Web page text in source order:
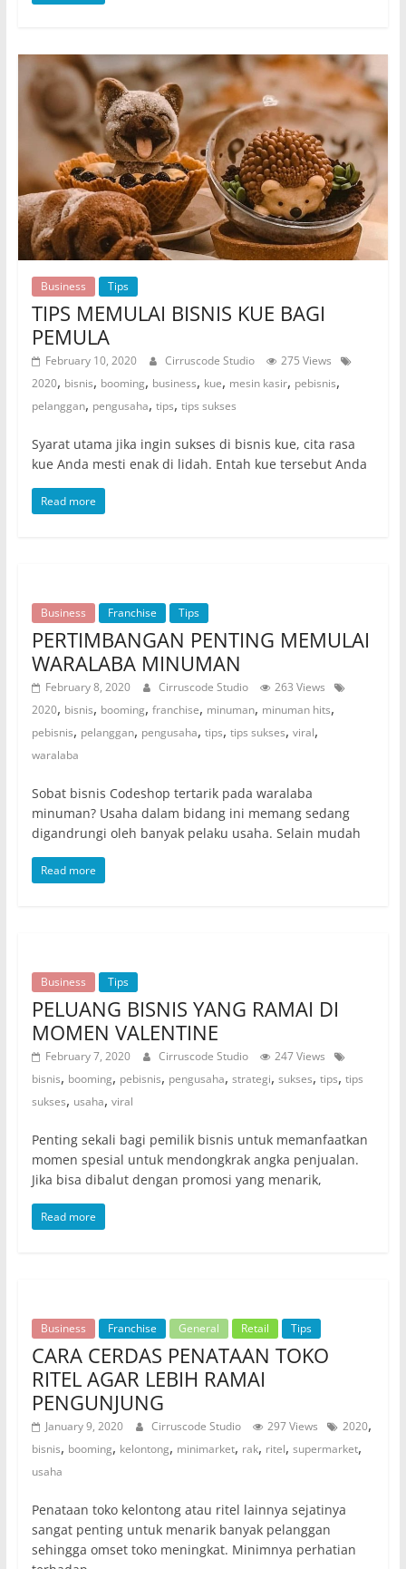
Business Tips
TIPS MEMULAI BISNIS KUE BAGI
PEMULA
February 10, 2020 Cirruscode Studio
275 Views
2020, bisnis, booming, business, kue, mesin kasir, pebisnis,
pelanggan, pengusaha, tips, tips sukses
Syarat utama jika ingin sukses di bisnis kue, cita rasa
kue Anda mesti enak di lidah. Entah kue tersebut Anda
Read more
Business Franchise Tips
PERTIMBANGAN PENTING MEMULAI
WARALABA MINUMAN
February 8, 2020 Cirruscode Studio
263 Views
2020, bisnis, booming, franchise, minuman, minuman hits,
pebisnis, pelanggan, pengusaha, tips, tips sukses, viral,
waralaba
Sobat bisnis Codeshop tertarik pada waralaba
minuman? Usaha dalam bidang ini memang sedang
digandrungi oleh banyak pelaku usaha. Selain mudah
Read more
Business Tips
PELUANG BISNIS YANG RAMAI DI
MOMEN VALENTINE
February 7, 2020 Cirruscode Studio
247 Views
bisnis, booming, pebisnis, pengusaha, strategi, sukses, tips, tips
sukses, usaha, viral
Penting sekali bagi pemilik bisnis untuk memanfaatkan
momen spesial untuk mendongkrak angka penjualan.
Jika bisa dibalut dengan promosi yang menarik,
Read more
Business Franchise General Retail Tips
CARA CERDAS PENATAAN TOKO
RITEL AGAR LEBIH RAMAI
PENGUNJUNG
January 9, 2020 Cirruscode Studio 297 Views 2020,
bisnis, booming, kelontong, minimarket, rak, ritel, supermarket,
usaha
Penataan toko kelontong atau ritel lainnya sejatinya
sangat penting untuk menarik banyak pelanggan
sehingga omset toko meningkat. Minimnya perhatian